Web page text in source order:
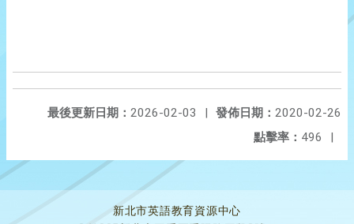
發佈日期： 2020-02-26
最後更新日期： 2026-02-03
|
點擊率： 496 |
新北市英語教育資源中心